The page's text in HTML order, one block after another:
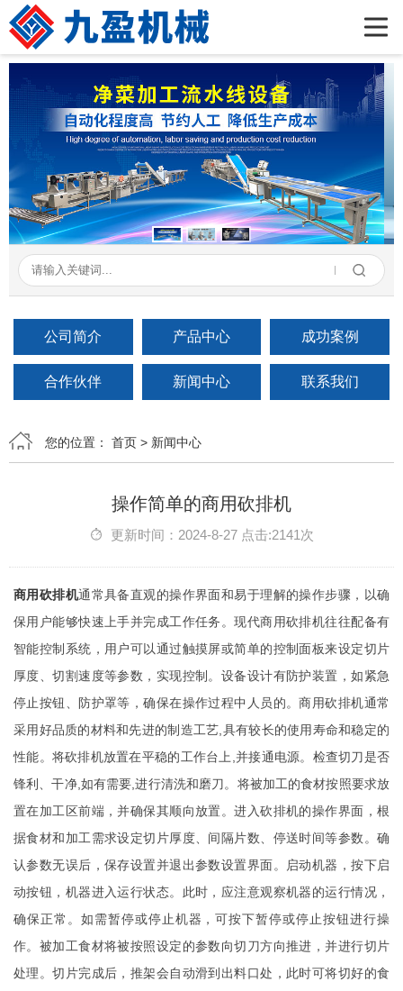
公司简介
产品展示
新闻资讯
成功案例
在线留言
联系我们
公司简介 产品中心 成功案例
合作伙伴 新闻中心 联系我们
您的位置： 首页 > 新闻中心
操作简单的商用砍排机
更新时间：2024-8-27 点击:2141次
商用砍排机通常具备直观的操作界面和易于理解的操作步骤，以确
保用户能够快速上手并完成工作任务。现代商用砍排机往往配备有
智能控制系统，用户可以通过触摸屏或简单的控制面板来设定切片
厚度、切割速度等参数，实现控制。设备设计有防护装置，如紧急
停止按钮、防护罩等，确保在操作过程中人员的。商用砍排机通常
采用好品质的材料和先进的制造工艺,具有较长的使用寿命和稳定的
性能。将砍排机放置在平稳的工作台上,并接通电源。检查切刀是否
锋利、干净,如有需要,进行清洗和磨刀。将被加工的食材按照要求放
置在加工区前端，并确保其顺向放置。进入砍排机的操作界面，根
据食材和加工需求设定切片厚度、间隔片数、停送时间等参数。确
认参数无误后，保存设置并退出参数设置界面。启动机器，按下启
动按钮，机器进入运行状态。此时，应注意观察机器的运行情况，
确保正常。如需暂停或停止机器，可按下暂停或停止按钮进行操
作。被加工食材将被按照设定的参数向切刀方向推进，并进行切片
处理。切片完成后，推架会自动滑到出料口处，此时可将切好的食